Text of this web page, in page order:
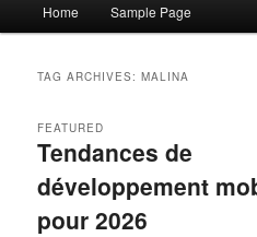
Skip
content
Skip
content
Home Sample Page
TAG ARCHIVES:MALINA
Tendances de
développement
pour 2026
FEATURED